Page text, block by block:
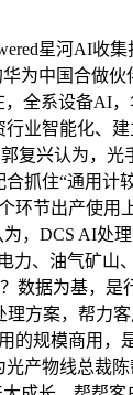
星河AI收集
为中国合做
全系设备AI
业智能化、
复兴认为，光
抓住“通用计
环节出产使用
，DCS AI处
、油气矿山
数据为基，是
方案，帮力
的规模商用，
产物线总裁